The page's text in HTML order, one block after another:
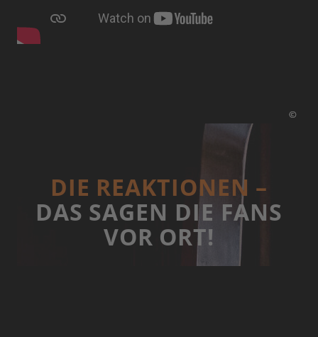
©
©
©
©
DIE REAKTIONEN –
DAS SAGEN DIE FANS
VOR ORT!